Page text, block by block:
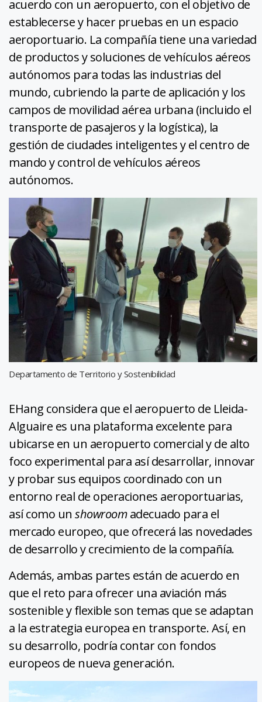
acuerdo con un aeropuerto, con el objetivo de
establecerse y hacer pruebas en un espacio
aeroportuario. La compañía tiene una variedad
de productos y soluciones de vehículos aéreos
autónomos para todas las industrias del
mundo, cubriendo la parte de aplicación y los
campos de movilidad aérea urbana (incluido el
transporte de pasajeros y la logística), la
gestión de ciudades inteligentes y el centro de
mando y control de vehículos aéreos
autónomos.
Departamento de Territorio y Sostenibilidad
EHang considera que el aeropuerto de Lleida-
Alguaire es una plataforma excelente para
ubicarse en un aeropuerto comercial y de alto
foco experimental para así desarrollar, innovar
y probar sus equipos coordinado con un
entorno real de operaciones aeroportuarias,
así como un showroomadecuado para el
mercado europeo, que ofrecerá las novedades
de desarrollo y crecimiento de la compañía.
Además, ambas partes están de acuerdo en
que el reto para ofrecer una aviación más
sostenible y flexible son temas que se adaptan
a la estrategia europea en transporte. Así, en
su desarrollo, podría contar con fondos
europeos de nueva generación.